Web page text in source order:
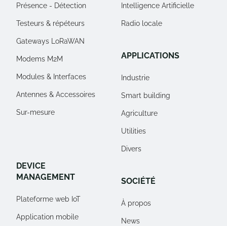
Présence - Détection
Testeurs & répéteurs
Gateways LoRaWAN
Modems M2M
Modules & Interfaces
Antennes & Accessoires
Sur-mesure
DEVICE
MANAGEMENT
Plateforme web IoT
Application mobile
Intelligence Artificielle
Radio locale
APPLICATIONS
Industrie
Smart building
Agriculture
Utilities
Divers
SOCIÉTÉ
À propos
News